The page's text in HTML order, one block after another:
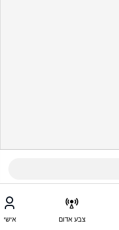
צבע אדום אישי